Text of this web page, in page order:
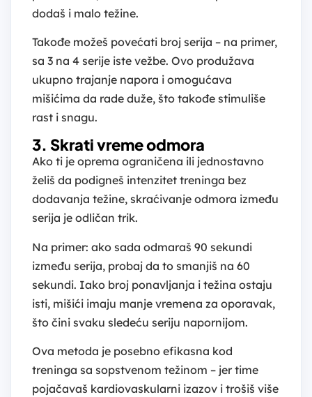
dodaš i malo težine.
Takođe možeš povećati broj serija – na primer,
sa 3 na 4 serije iste vežbe. Ovo produžava
ukupno trajanje napora i omogućava
mišićima da rade duže, što takođe stimuliše
rast i snagu.
3. Skrati vreme odmora
Ako ti je oprema ograničena ili jednostavno
želiš da podigneš intenzitet treninga bez
dodavanja težine, skraćivanje odmora između
serija je odličan trik.
Na primer: ako sada odmaraš 90 sekundi
između serija, probaj da to smanjiš na 60
sekundi. Iako broj ponavljanja i težina ostaju
isti, mišići imaju manje vremena za oporavak,
što čini svaku sledeću seriju napornijom.
Ova metoda je posebno efikasna kod
treninga sa sopstvenom težinom – jer time
pojačavaš kardiovaskularni izazov i trošiš više